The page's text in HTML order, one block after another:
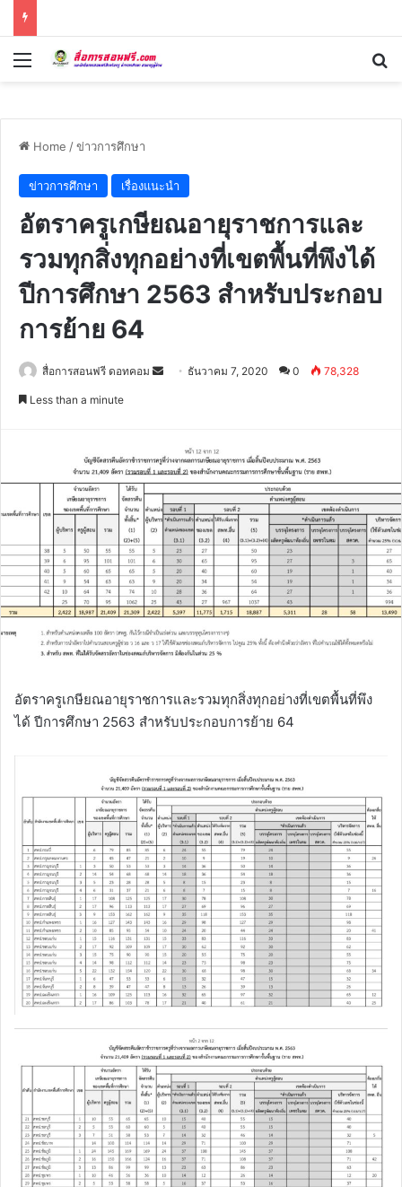
Menu
Home /ข่าวการศึกษา
ข่าวการศึกษา เรื่องแนะนำ
อัตราครูเกษียณ​อายุราชการและ
รวมทุกสิ่งทุกอย่าง​ที่เขตพื้นที่พึงได้​
ปีการศึกษา​ 2563​ สำหรับประกอบ
การย้าย 64
สื่อการสอนฟรี ดอทคอม
Send ธันวาคม 7, 2020 0 78,328
Less than a minute
อัตราครูเกษียณ​อายุราชการและรวมทุกสิ่งทุกอย่าง​ที่เขตพื้นที่พึง
ได้​ ปีการศึกษา​ 2563​ สำหรับประกอบการย้าย 64